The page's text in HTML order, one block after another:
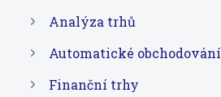
Analýza trhů
Automatické obchodování
Finanční trhy